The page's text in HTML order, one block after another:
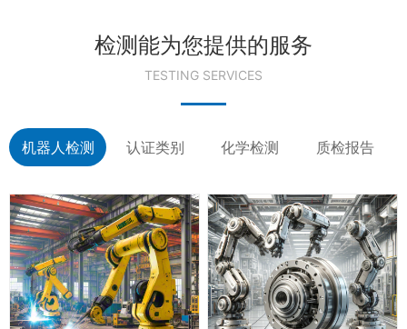
检测能为您提供的服务
TESTING SERVICES
机器人检测 认证类别 化学检测 质检报告